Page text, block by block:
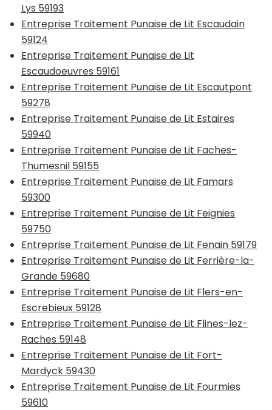
Lys 59193
Entreprise Traitement Punaise de Lit Escaudain
59124
Entreprise Traitement Punaise de Lit
Escaudoeuvres 59161
Entreprise Traitement Punaise de Lit Escautpont
59278
Entreprise Traitement Punaise de Lit Estaires
59940
Entreprise Traitement Punaise de Lit Faches-
Thumesnil 59155
Entreprise Traitement Punaise de Lit Famars
59300
Entreprise Traitement Punaise de Lit Feignies
59750
Entreprise Traitement Punaise de Lit Fenain 59179
Entreprise Traitement Punaise de Lit Ferrière-la-
Grande 59680
Entreprise Traitement Punaise de Lit Flers-en-
Escrebieux 59128
Entreprise Traitement Punaise de Lit Flines-lez-
Raches 59148
Entreprise Traitement Punaise de Lit Fort-
Mardyck 59430
Entreprise Traitement Punaise de Lit Fourmies
59610